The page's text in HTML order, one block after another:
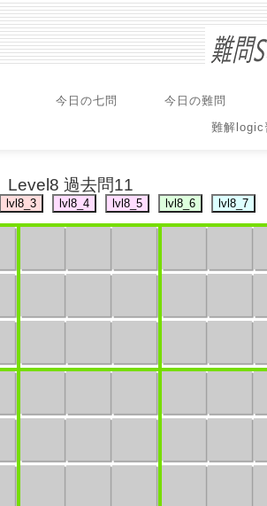
今日の七問
今日の難問
難解logic
Level8 過去問11